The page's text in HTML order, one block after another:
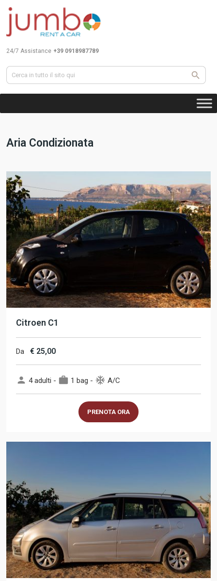
24/7 Assistance +39 0918987789
Aria Condizionata
Citroen C1
Da € 25,00
person 4 adulti - work 1 bag - ac_unit A/C
PRENOTA ORA